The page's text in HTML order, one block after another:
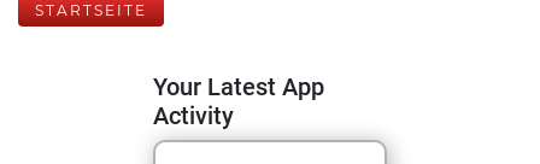
STARTSEITE
Your Latest App
Activity